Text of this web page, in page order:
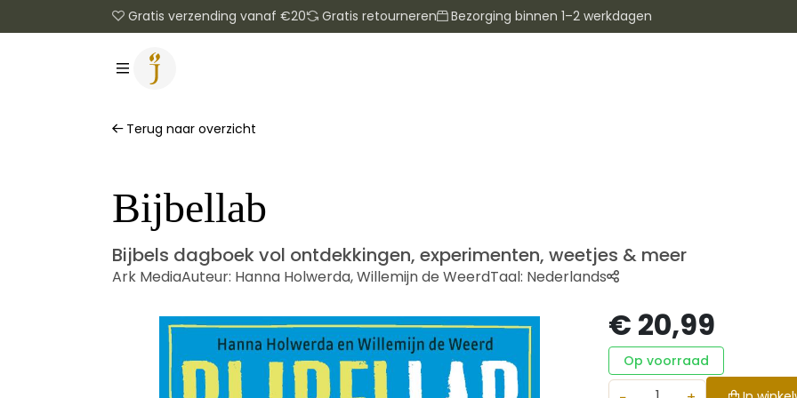
Gratis verzending vanaf €20 Gratis retourneren Bezorging binnen 1–2 werkdagen
Terug naar overzicht
Bijbellab
Bijbels dagboek vol ontdekkingen, experimenten, weetjes & meer
Ark MediaAuteur: Hanna Holwerda,Willemijn de WeerdTaal: Nederlands
€ 20,99
Op voorraad